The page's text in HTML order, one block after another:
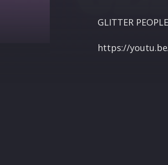
GLITTER
​https://